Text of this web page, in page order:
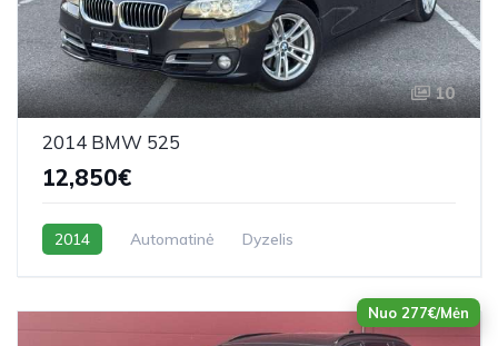
10
2014 BMW 525
12,850€
2014 Automatinė Dyzelis
Nuo 277€/Mėn